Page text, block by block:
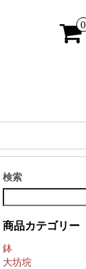
0
検索
商品カテゴリー
鉢
大坊垸